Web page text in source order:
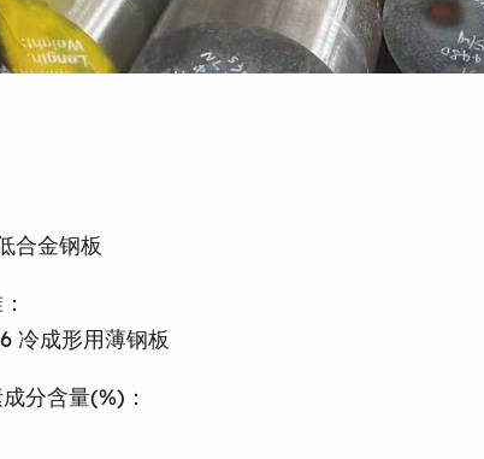
合金钢板
冷成形用薄钢板
分含量(%)：